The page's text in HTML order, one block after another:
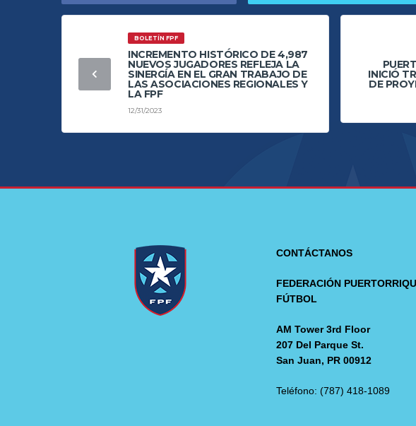
BOLETÍN FPF
INCREMENTO HISTÓRICO DE 4,987
NUEVOS JUGADORES REFLEJA LA
SINERGÍA EN EL GRAN TRABAJO DE
LAS ASOCIACIONES REGIONALES Y
LA FPF
12/31/2023
INICIÓ
DE
CONTÁCTANOS
FEDERACIÓN
FÚTBOL
AM Tower 3rd Floor
207 Del Parque St.
San Juan, PR 00912
Teléfono: (787) 418-1089